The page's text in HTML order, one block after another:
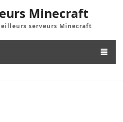
Minecraft
serveurs Minecraft